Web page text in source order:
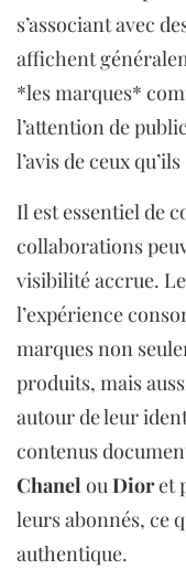
s’associant avec
affichent
*les marques*
l’attention de
l’avis de ceux
Il est essentiel de
collaborations
visibilité accrue.
l’expérience
marques non
produits, mais
autour de leur
contenus
Chanel ouDioret
leurs abonnés, ce
authentique.